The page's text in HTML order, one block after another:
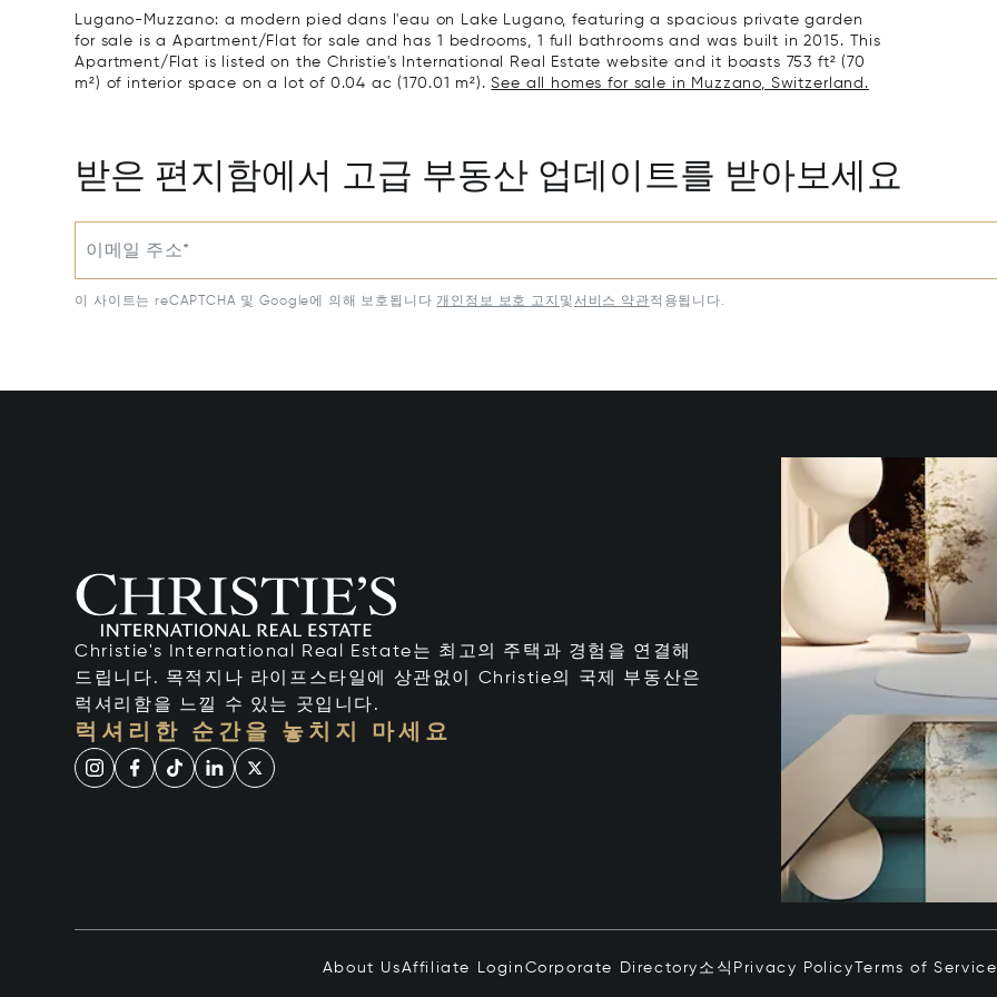
Lugano-Muzzano: a modern pied dans l'eau on Lake Lugano, featuring a spacious private garden
for sale is a Apartment/Flat for sale and has 1 bedrooms, 1 full bathrooms and was built in 2015. This
Apartment/Flat is listed on the Christie's International Real Estate website and it boasts 753 ft² (70
m²) of interior space on a lot of 0.04 ac (170.01 m²).See all homes for sale in Muzzano, Switzerland.
받은 편지함에서 고급 부동산 업데이트를 받아보세요
이메일 주소*
이 사이트는 reCAPTCHA 및 Google에 의해 보호됩니다 개인정보 보호 고지 및 서비스 약관적용됩니다.
Christie's International Real Estate는 최고의 주택과 경험을 연결해
드립니다. 목적지나 라이프스타일에 상관없이 Christie의 국제 부동산은
럭셔리함을 느낄 수 있는 곳입니다.
럭셔리한 순간을 놓치지 마세요
About UsAffiliate Login Corporate Directory 소식 Privacy Policy Terms of Service